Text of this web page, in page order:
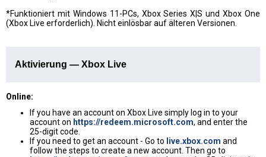
*Funktioniert mit Windows 11-PCs, Xbox Series X|S und Xbox One
(Xbox Live erforderlich). Nicht einlösbar auf älteren Versionen.
Aktivierung — Xbox Live
Online:
If you have an account on Xbox Live simply log in to your
account on https://redeem.microsoft.com, and enter the
25-digit code.
If you need to get an account - Go to live.xbox.com and
follow the steps to create a new account. Then go to